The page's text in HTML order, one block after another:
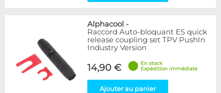
Alphacool -
Raccord Auto-bloquant ES quick
release coupling set TPV PushIn
Industry Version
14,90 €
En stock
Expédition immédiate
Ajouter au panier